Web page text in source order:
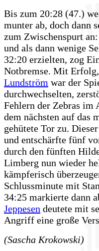
Bis zum 20:28 (47.)
munter ab, doch dann
zum Zwischenspurt an:
und als dann wenige
32:20 erzielten, zog
Notbremse. Mit
Lundström war der
durchwechselten,
Fehlern der Zebras
dem nächsten auf das
gehütete Tor zu.
und entschärfte fünf
durch den fünften
Limberg nun wieder
kämpferisch
Schlussminute mit
34:25 markierte dann
Jeppesen deutete mit
Angriff eine große
(Sascha Krokowski)